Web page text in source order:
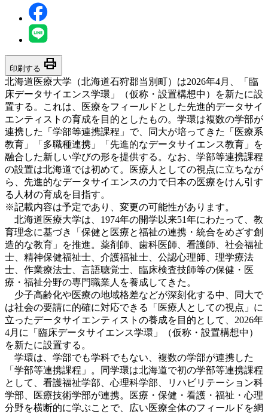
印刷する print
北海道医療大学（北海道石狩郡当別町）は2026年4月、「臨
床データサイエンス学環」（仮称・設置構想中）を新たに設
置する。これは、医療をフィールドとした先進的データサイ
エンティストの育成を目的としたもの。学環は複数の学部が
連携した「学部等連携課程」で、同大が培ってきた「医療系
教育」「多職種連携」「先進的なデータサイエンス教育」を
融合した新しい学びの形を提供する。なお、学部等連携課程
の設置は北海道では初めて。医療人としての視点に立ちなが
ら、先進的なデータサイエンスの力で日本の医療をけん引す
る人材の育成を目指す。
※記載内容は予定であり、変更の可能性があります。
北海道医療大学は、1974年の開学以来51年にわたって、教
育理念に基づき「保健と医療と福祉の連携・統合をめざす創
造的な教育」を推進。薬剤師、歯科医師、看護師、社会福祉
士、精神保健福祉士、介護福祉士、公認心理師、理学療法
士、作業療法士、言語聴覚士、臨床検査技師等の保健・医
療・福祉分野の専門職業人を養成してきた。
少子高齢化や医療の地域格差などが深刻化する中、同大で
は社会の要請に的確に対応できる「医療人としての視点」に
立ったデータサイエンティストの養成を目的として、2026年
4月に「臨床データサイエンス学環」（仮称・設置構想中）
を新たに設置する。
学環は、学部でも学科でもない、複数の学部が連携した
「学部等連携課程」。同学環は北海道で初の学部等連携課程
として、看護福祉学部、心理科学部、リハビリテーション科
学部、医療技術学部が連携。医療・保健・看護・福祉・心理
分野を横断的に学ぶことで、広い医療全体のフィールドを網